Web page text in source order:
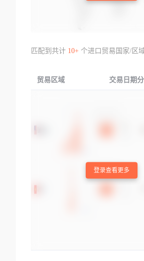
匹配到共计 10+个进口贸易国家/区
贸易区域 交易日期
登录查看更多